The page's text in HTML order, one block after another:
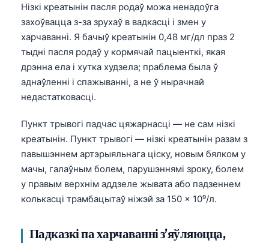
Нізкі креатынін пасля родаў можа ненадоўга
захоўвацца з-за зрухаў в вадкасці і змен у
харчаванні. Я бачыў креатынін 0,48 мг/дл праз 2
тыдні пасля родаў у кормячай пацыенткі, якая
дрэнна ела і хутка худзела; праблема была ў
аднаўленні і спажыванні, а не ў нырачнай
недастатковасці.
Пункт трывогі падчас цяжарнасці — не сам нізкі
креатынін. Пункт трывогі — нізкі креатынін разам з
павышэннем артэрыяльнага ціску, новым бялком у
мачы, галаўным болем, парушэннямі зроку, болем
у правым верхнім аддзеле жывата або падзеннем
колькасці трамбацытаў ніжэй за 150 × 10⁹/л.
Падказкі па харчаванні з’яўляюцца,